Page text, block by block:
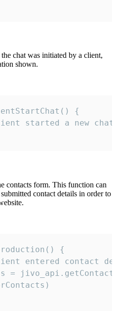
chat was initiated by a client,
shown.
{
started a new
contacts form. This function can
contact details in order to
{
entered contact
=